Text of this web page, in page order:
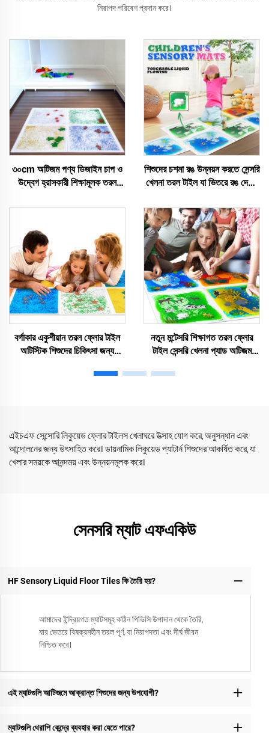
নিরাপদ পরিবেশ প্রদান করে।
৩০cm অটিজম পণ্য ডিজাইন চাপ ও
উদ্বেগ হ্রাসকারী শিক্ষামূলক তরল
লাভা ম্যাট অটিজম শিশুদের জন্য
শিশুদের চশমা রঙ উন্নয়ন করতে সেন্সরি
খেলনা তরল টাইল যা ভিতরে রঙ দেখায়
বর্গাকার একুশীয়ান তরল ফ্লোর টাইল
অটিস্টিক শিশুদের চিকিৎসা জন্য
নতুন মন্টেসরি শিক্ষাগত তরল ফ্লোর
টাইল সেন্সরি খেলনা প্যাড অটিজম
খেলনা শিশুদের জন্য
এইচএফ সেন্সোরি লিকুয়েড ফ্লোর টাইলস খেলাঘরে উত্সাহ যোগ করে, অনুসন্ধান এবং
আন্দোলনের জন্য উৎসাহিত করে। ডায়নামিক লিকুয়েড প্যাটার্ন শিশুদের আকর্ষিত করে, যা
খেলার সময়কে আনন্দময় এবং উন্নয়নমূলক করে।
সেনসরি ম্যাট এফএকিউ
HF Sensory Liquid Floor Tiles কি তৈরি হয়?
আমাদের ইন্দ্রিয়গত ম্যাটসমূহ কঠিন পিভিসি উপাদান থেকে তৈরি,
যার ভেতরে বিষক্রমহীন তরল পূর্ণ, যা নিরাপদতা এবং দীর্ঘ জীবন
নিশ্চিত করে।
এই ম্যাটগুলি আটিজমে আক্রান্ত শিশুদের জন্য উপযোগী?
ম্যাটগুলি থেরাপি কেন্দ্রে ব্যবহার করা যেতে পারে?